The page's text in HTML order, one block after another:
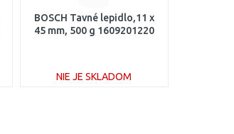
BOSCH Tavné lepidlo,11 x
45 mm, 500 g 1609201220
NIE JE SKLADOM